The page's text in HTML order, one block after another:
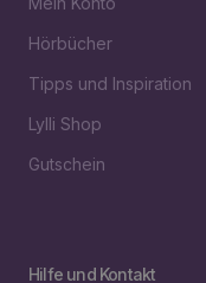
Hörbücher
Tipps und Inspiration
Lylli Shop
Gutschein
Hilfe und Kontakt